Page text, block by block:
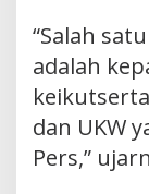
“Salah
adalah
dan UKW
Pers,”